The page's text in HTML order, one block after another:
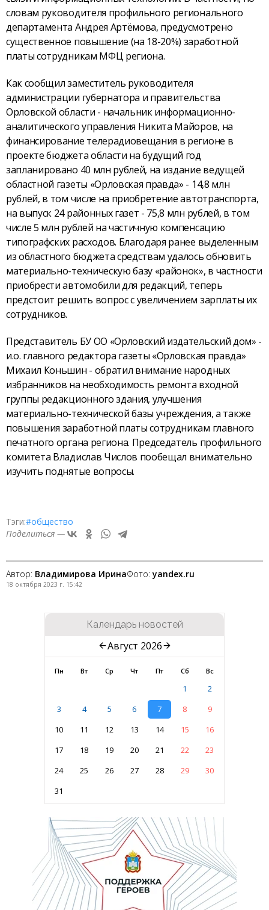
словам руководителя профильного регионального
департамента Андрея Артёмова, предусмотрено
существенное повышение (на 18-20%) заработной
платы сотрудникам МФЦ региона.
Как сообщил заместитель руководителя
администрации губернатора и правительства
Орловской области - начальник информационно-
аналитического управления Никита Майоров, на
финансирование телерадиовещания в регионе в
проекте бюджета области на будущий год
запланировано 40 млн рублей, на издание ведущей
областной газеты «Орловская правда» - 14,8 млн
рублей, в том числе на приобретение автотранспорта,
на выпуск 24 районных газет - 75,8 млн рублей, в том
числе 5 млн рублей на частичную компенсацию
типографских расходов. Благодаря ранее выделенным
из областного бюджета средствам удалось обновить
материально-техническую базу «районок», в частности
приобрести автомобили для редакций, теперь
предстоит решить вопрос с увеличением зарплаты их
сотрудников.
Представитель БУ ОО «Орловский издательский дом» -
и.о. главного редактора газеты «Орловская правда»
Михаил Коньшин - обратил внимание народных
избранников на необходимость ремонта входной
группы редакционного здания, улучшения
материально-технической базы учреждения, а также
повышения заработной платы сотрудникам главного
печатного органа региона. Председатель профильного
комитета Владислав Числов пообещал внимательно
изучить поднятые вопросы.
Тэги:#общество
Поделиться —
Автор: Владимирова ИринаФото: yandex.ru
18 октября 2023 г. 15:42
Календарь новостей
Август 2026
Пн Вт Ср Чт Пт Сб Вс
1
2
3
4 5 6 7 8
9
10
11 12 13 14 15
16
17
18 19 20 21 22
23
24
25 26 27 28 29
30
31